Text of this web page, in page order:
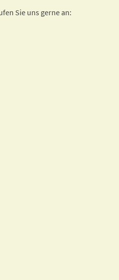
Sie uns gerne an: